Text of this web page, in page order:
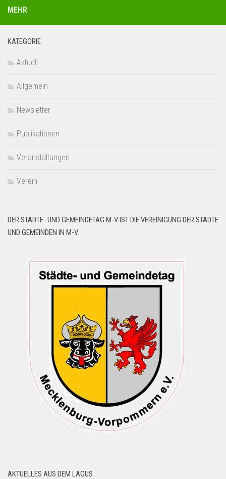
MEHR
KATEGORIE
Aktuell
Allgemein
Newsletter
Publikationen
Veranstaltungen
Verein
DER STÄDTE- UND GEMEINDETAG M-V IST DIE VEREINIGUNG DER STÄDTE
UND GEMEINDEN IN M-V
AKTUELLES AUS DEM LAGUS